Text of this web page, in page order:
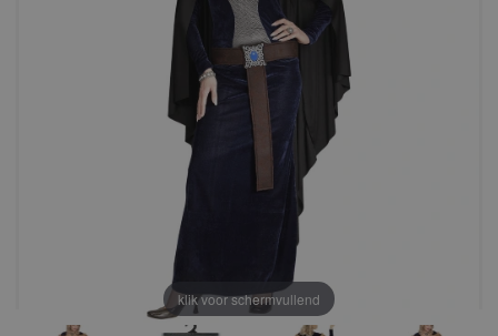
klik voor schermvullend